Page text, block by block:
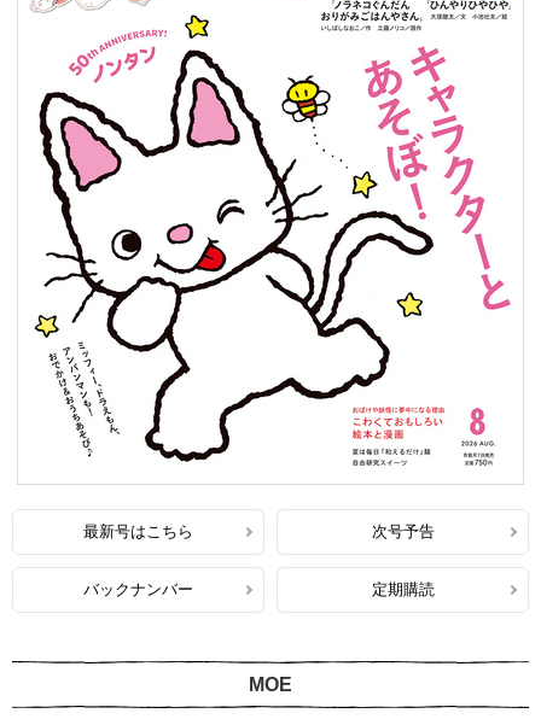
最新号はこちら 次号予告
バックナンバー 定期購読
MOE